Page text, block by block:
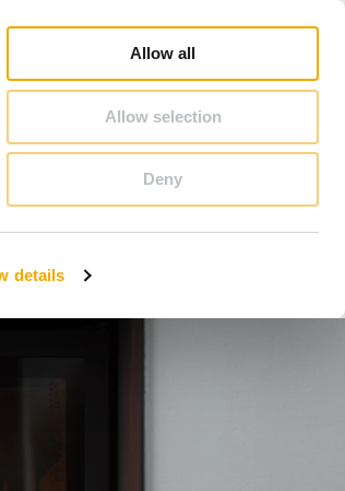
details
Allow all
Allow selection
Deny